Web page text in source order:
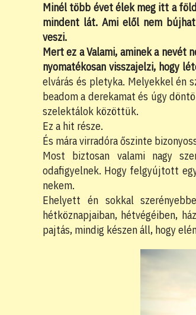
Minél több évet élek meg itt a
mindent lát. Ami elől nem
veszi.
Mert ez a Valami, aminek a nevét
nyomatékosan visszajelzi, hogy
elvárás és pletyka. Melyekkel én
beadom a derekamat és úgy
szelektálok közöttük.
Ez a hit része.
És mára virradóra őszinte
Most biztosan valami nagy
odafigyelnek. Hogy felgyújtott
nekem.
Ehelyett én sokkal
hétköznapjaiban, hétvégéiben,
pajtás, mindig készen áll, hogy